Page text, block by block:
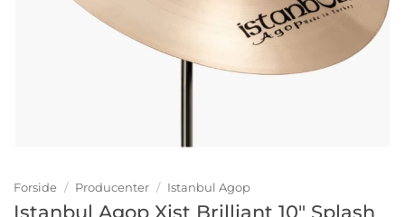
Forside / Producenter / Istanbul Agop
Istanbul Agop Xist Brilliant 10″ Splash